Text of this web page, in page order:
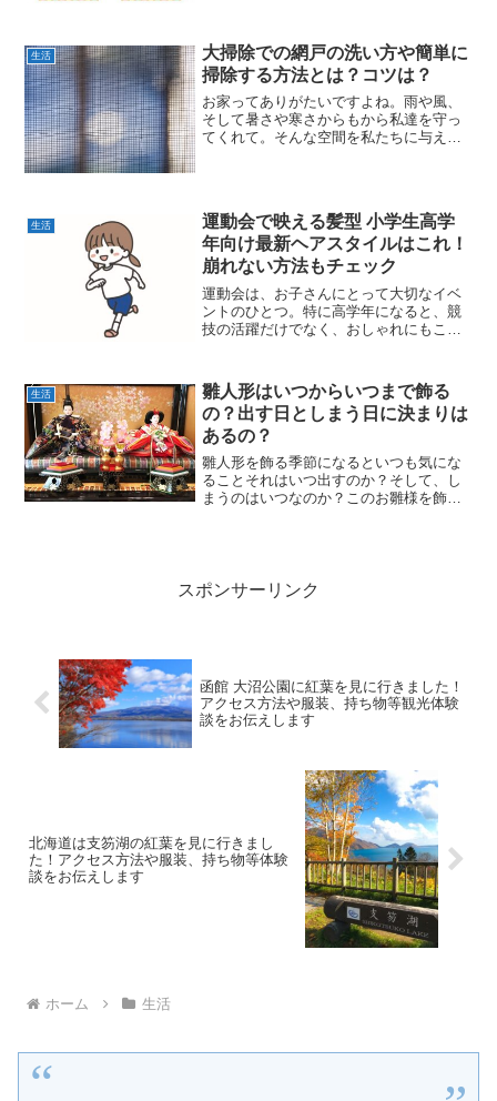
無料でできるところってあるの？そんな
雛人形の処分についてお...
生活
大掃除での網戸の洗い方や簡単に
掃除する方法とは？コツは？
お家ってありがたいですよね。雨や風、
そして暑さや寒さからもから私達を守っ
てくれて。そんな空間を私たちに与えて
すよね。でもお掃除でやり...
生活
運動会で映える髪型 小学生高学
年向け最新ヘアスタイルはこれ！
崩れない方法もチェック
運動会は、お子さんにとって大切なイベ
ントのひとつ。特に高学年になると、競
技の活躍だけでなく、おしゃれにもこだ
いですよね。この記事では、小学生高学
年の女の子にぴったりな運...
生活
雛人形はいつからいつまで飾る
の？出す日としまう日に決まりは
あるの？
雛人形を飾る季節になるといつも気にな
ることそれはいつ出すのか？そして、し
まうのはいつなのか？このお雛様を飾る
スポンサーリンク
函館 大沼公園に紅葉を見に行きました！
アクセス方法や服装、持ち物等観光体験
談をお伝えします
北海道は支笏湖の紅葉を見に行きまし
た！アクセス方法や服装、持ち物等体験
談をお伝えします
ホーム 生活